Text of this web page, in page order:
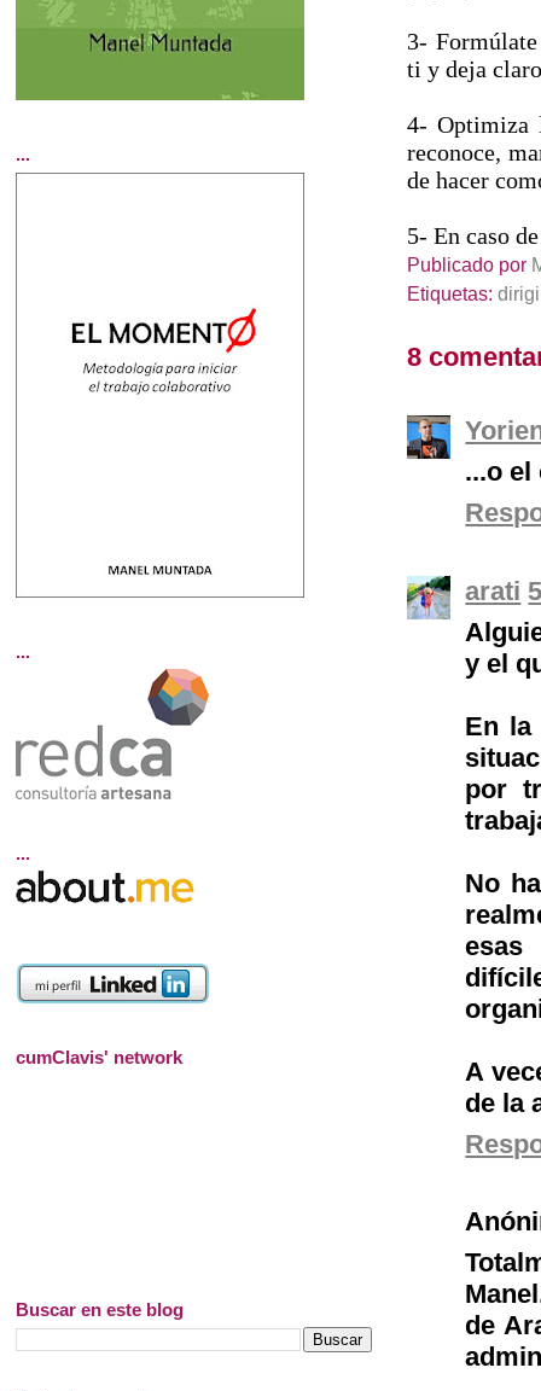
3-
ti y deja
4- Optimiza
reconoce,
de hacer
5- En caso
Publicado por
Etiquetas:
8
...o el
arati
y el
En la
por
No
esas
A
de la
de
...
...
...
cumClavis' network
Buscar en este blog